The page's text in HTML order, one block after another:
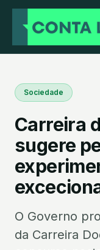
Sociedade
Carreira
sugere
O Governo
da Carreira